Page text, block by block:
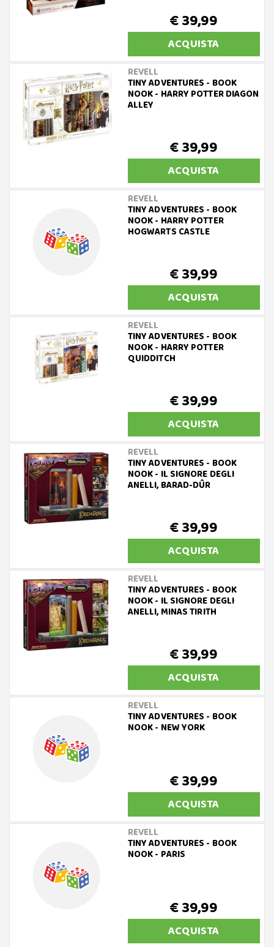
€ 39,99
ACQUISTA
REVELL
TINY ADVENTURES - BOOK
NOOK - HARRY POTTER DIAGON
ALLEY
€ 39,99
ACQUISTA
REVELL
TINY ADVENTURES - BOOK
NOOK - HARRY POTTER
HOGWARTS CASTLE
€ 39,99
ACQUISTA
REVELL
TINY ADVENTURES - BOOK
NOOK - HARRY POTTER
QUIDDITCH
€ 39,99
ACQUISTA
REVELL
TINY ADVENTURES - BOOK
NOOK - IL SIGNORE DEGLI
ANELLI, BARAD-DÛR
€ 39,99
ACQUISTA
REVELL
TINY ADVENTURES - BOOK
NOOK - IL SIGNORE DEGLI
ANELLI, MINAS TIRITH
€ 39,99
ACQUISTA
REVELL
TINY ADVENTURES - BOOK
NOOK - NEW YORK
€ 39,99
ACQUISTA
REVELL
TINY ADVENTURES - BOOK
NOOK - PARIS
€ 39,99
ACQUISTA